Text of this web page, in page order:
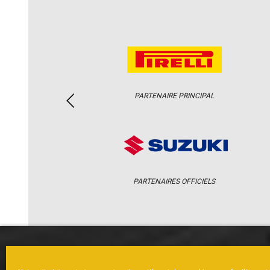
PARTENAIRE PRINCIPAL
PARTENAIRES OFFICIELS